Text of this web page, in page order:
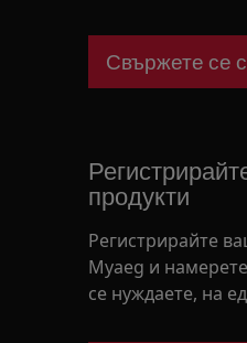
Свържете се
продукти
Регистрирайте
Myaeg и
се нуждаете, на